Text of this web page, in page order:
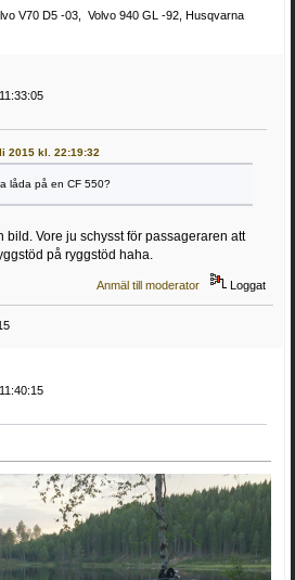
V70 D5 -03, Volvo 940 GL -92, Husqvarna
2015 kl. 22:19:32
låda på en CF 550?
bild. Vore ju schysst för passageraren att
på ryggstöd haha.
Anmäl till moderator Loggat